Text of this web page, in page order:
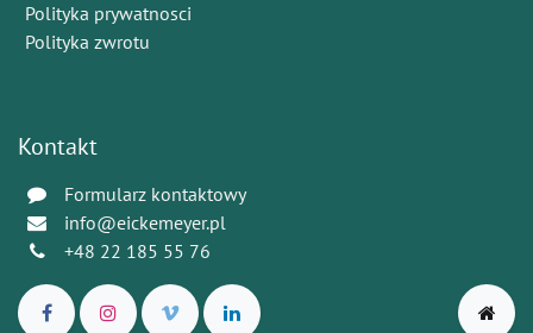
Polityka prywatnosci
Polityka zwrotu
Kontakt
Formularz kontaktowy
info@eickemeyer.pl
+48 22 185 55 76